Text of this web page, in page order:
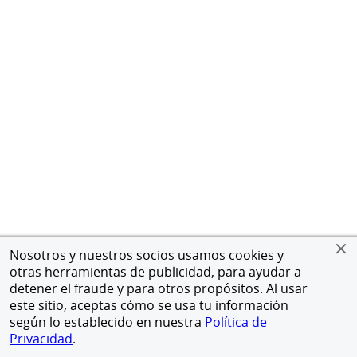
Nosotros y nuestros socios usamos cookies y
otras herramientas de publicidad, para ayudar a
detener el fraude y para otros propósitos. Al usar
este sitio, aceptas cómo se usa tu información
según lo establecido en nuestra Política de
Privacidad.